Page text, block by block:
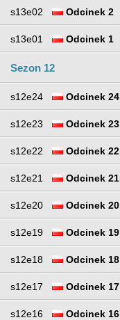
s13e02 Odcinek 2
s13e01 Odcinek 1
Sezon 12
s12e24 Odcinek 24
s12e23 Odcinek 23
s12e22 Odcinek 22
s12e21 Odcinek 21
s12e20 Odcinek 20
s12e19 Odcinek 19
s12e18 Odcinek 18
s12e17 Odcinek 17
s12e16 Odcinek 16